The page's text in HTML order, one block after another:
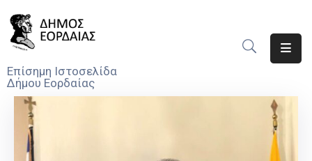
Επίσημη Ιστοσελίδα
Δήμου Εορδαίας
Ο
Δήμος
Νέα